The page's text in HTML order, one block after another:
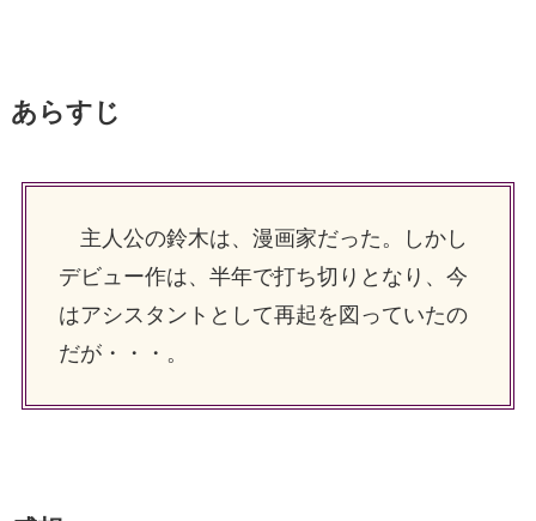
あらすじ
主人公の鈴木は、漫画家だった。しかし
デビュー作は、半年で打ち切りとなり、今
はアシスタントとして再起を図っていたの
だが・・・。